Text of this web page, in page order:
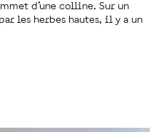
d’une colline. Sur un
les herbes hautes, il y a un